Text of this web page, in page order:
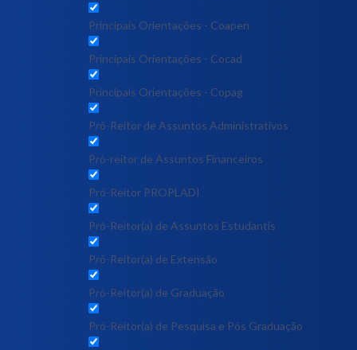
Principais Orientações - Coapen
Principais Orientações - Cocad
Principais Orientações - Copag
Pró-Reitor de Assuntos Administrativos
Pró-reitor de Assuntos Financeiros
Pró-Reitor PROPLADI
Pró-Reitor(a) de Assuntos Estudantis
Pró-Reitor(a) de Extensão
Pró-Reitor(a) de Graduação
Pró-Reitor(a) de Pesquisa e Pós Graduação